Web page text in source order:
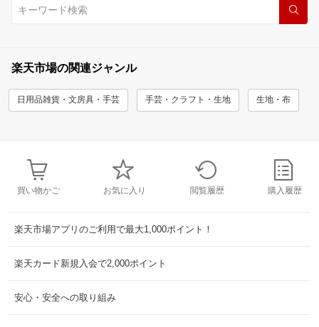
楽天市場の関連ジャンル
日用品雑貨・文房具・手芸 手芸・クラフト・生地 生地・布
買い物かご お気に入り 閲覧履歴 購入履歴
楽天市場アプリのご利用で最大1,000ポイント！
楽天カード新規入会で2,000ポイント
安心・安全への取り組み